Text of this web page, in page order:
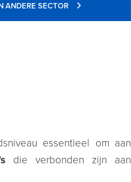
ANDERE SECTOR
essentieel om aan
die verbonden zijn aan